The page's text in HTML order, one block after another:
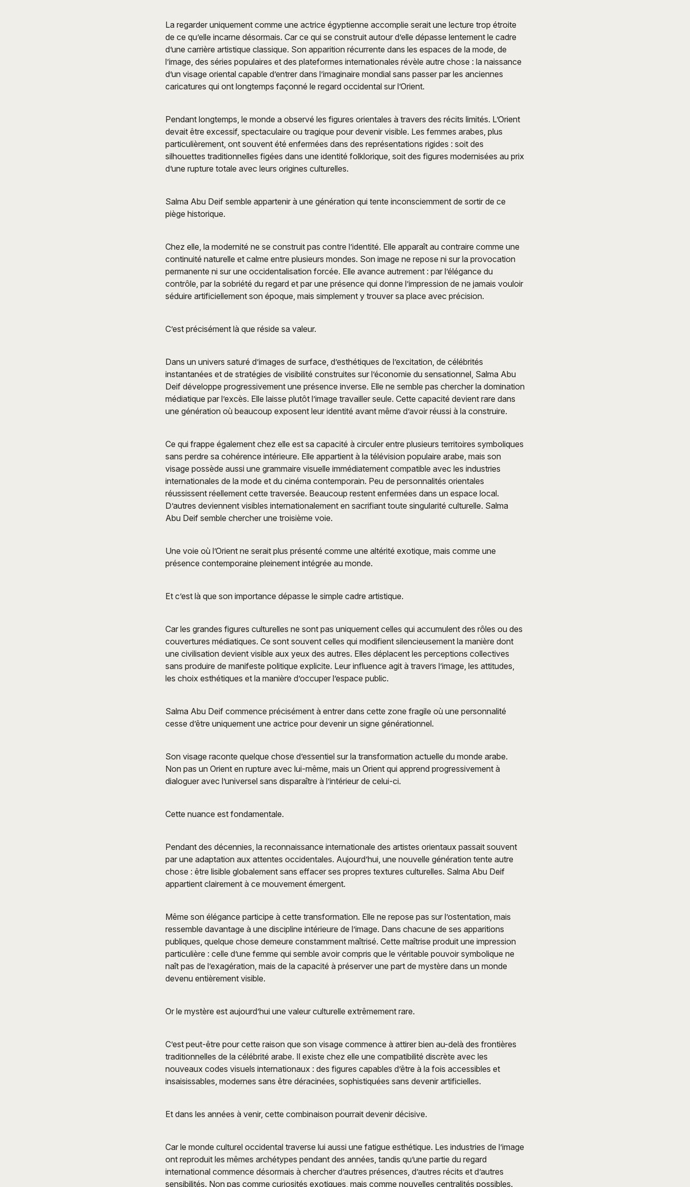
La regarder uniquement comme une actrice égyptienne accomplie serait une lecture trop étroite
de ce qu’elle incarne désormais. Car ce qui se construit autour d’elle dépasse lentement le cadre
d’une carrière artistique classique. Son apparition récurrente dans les espaces de la mode, de
l’image, des séries populaires et des plateformes internationales révèle autre chose : la naissance
d’un visage oriental capable d’entrer dans l’imaginaire mondial sans passer par les anciennes
caricatures qui ont longtemps façonné le regard occidental sur l’Orient.
Pendant longtemps, le monde a observé les figures orientales à travers des récits limités. L’Orient
devait être excessif, spectaculaire ou tragique pour devenir visible. Les femmes arabes, plus
particulièrement, ont souvent été enfermées dans des représentations rigides : soit des
silhouettes traditionnelles figées dans une identité folklorique, soit des figures modernisées au prix
d’une rupture totale avec leurs origines culturelles.
Salma Abu Deif semble appartenir à une génération qui tente inconsciemment de sortir de ce
piège historique.
Chez elle, la modernité ne se construit pas contre l’identité. Elle apparaît au contraire comme une
continuité naturelle et calme entre plusieurs mondes. Son image ne repose ni sur la provocation
permanente ni sur une occidentalisation forcée. Elle avance autrement : par l’élégance du
contrôle, par la sobriété du regard et par une présence qui donne l’impression de ne jamais vouloir
séduire artificiellement son époque, mais simplement y trouver sa place avec précision.
C’est précisément là que réside sa valeur.
Dans un univers saturé d’images de surface, d’esthétiques de l’excitation, de célébrités
instantanées et de stratégies de visibilité construites sur l’économie du sensationnel, Salma Abu
Deif développe progressivement une présence inverse. Elle ne semble pas chercher la domination
médiatique par l’excès. Elle laisse plutôt l’image travailler seule. Cette capacité devient rare dans
une génération où beaucoup exposent leur identité avant même d’avoir réussi à la construire.
Ce qui frappe également chez elle est sa capacité à circuler entre plusieurs territoires symboliques
sans perdre sa cohérence intérieure. Elle appartient à la télévision populaire arabe, mais son
visage possède aussi une grammaire visuelle immédiatement compatible avec les industries
internationales de la mode et du cinéma contemporain. Peu de personnalités orientales
réussissent réellement cette traversée. Beaucoup restent enfermées dans un espace local.
D’autres deviennent visibles internationalement en sacrifiant toute singularité culturelle. Salma
Abu Deif semble chercher une troisième voie.
Une voie où l’Orient ne serait plus présenté comme une altérité exotique, mais comme une
présence contemporaine pleinement intégrée au monde.
Et c’est là que son importance dépasse le simple cadre artistique.
Car les grandes figures culturelles ne sont pas uniquement celles qui accumulent des rôles ou des
couvertures médiatiques. Ce sont souvent celles qui modifient silencieusement la manière dont
une civilisation devient visible aux yeux des autres. Elles déplacent les perceptions collectives
sans produire de manifeste politique explicite. Leur influence agit à travers l’image, les attitudes,
les choix esthétiques et la manière d’occuper l’espace public.
Salma Abu Deif commence précisément à entrer dans cette zone fragile où une personnalité
cesse d’être uniquement une actrice pour devenir un signe générationnel.
Son visage raconte quelque chose d’essentiel sur la transformation actuelle du monde arabe.
Non pas un Orient en rupture avec lui-même, mais un Orient qui apprend progressivement à
dialoguer avec l’universel sans disparaître à l’intérieur de celui-ci.
Cette nuance est fondamentale.
Pendant des décennies, la reconnaissance internationale des artistes orientaux passait souvent
par une adaptation aux attentes occidentales. Aujourd’hui, une nouvelle génération tente autre
chose : être lisible globalement sans effacer ses propres textures culturelles. Salma Abu Deif
appartient clairement à ce mouvement émergent.
Même son élégance participe à cette transformation. Elle ne repose pas sur l’ostentation, mais
ressemble davantage à une discipline intérieure de l’image. Dans chacune de ses apparitions
publiques, quelque chose demeure constamment maîtrisé. Cette maîtrise produit une impression
particulière : celle d’une femme qui semble avoir compris que le véritable pouvoir symbolique ne
naît pas de l’exagération, mais de la capacité à préserver une part de mystère dans un monde
devenu entièrement visible.
Or le mystère est aujourd’hui une valeur culturelle extrêmement rare.
C’est peut-être pour cette raison que son visage commence à attirer bien au-delà des frontières
traditionnelles de la célébrité arabe. Il existe chez elle une compatibilité discrète avec les
nouveaux codes visuels internationaux : des figures capables d’être à la fois accessibles et
insaisissables, modernes sans être déracinées, sophistiquées sans devenir artificielles.
Et dans les années à venir, cette combinaison pourrait devenir décisive.
Car le monde culturel occidental traverse lui aussi une fatigue esthétique. Les industries de l’image
ont reproduit les mêmes archétypes pendant des années, tandis qu’une partie du regard
international commence désormais à chercher d’autres présences, d’autres récits et d’autres
sensibilités. Non pas comme curiosités exotiques, mais comme nouvelles centralités possibles.